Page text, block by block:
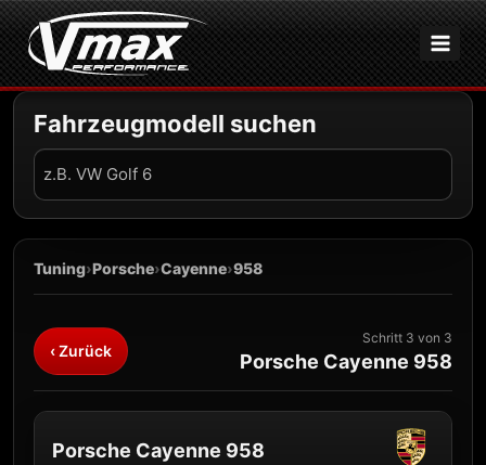
Zum
Inhalt
springen
Fahrzeugmodell suchen
Fahrzeug
suchen
Tuning›Porsche›Cayenne›958
‹ Zurück
Schritt 3 von 3
Porsche Cayenne 958
Porsche Cayenne 958